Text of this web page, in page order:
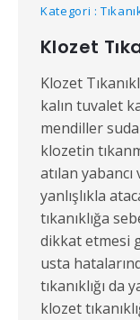
Kategori :
Klozet
Klozet
kalın tuvalet
mendiller
klozetin
atılan
yanlışlıkla
tıkanıklığa
dikkat etmesi
usta
tıkanıklığı
klozet